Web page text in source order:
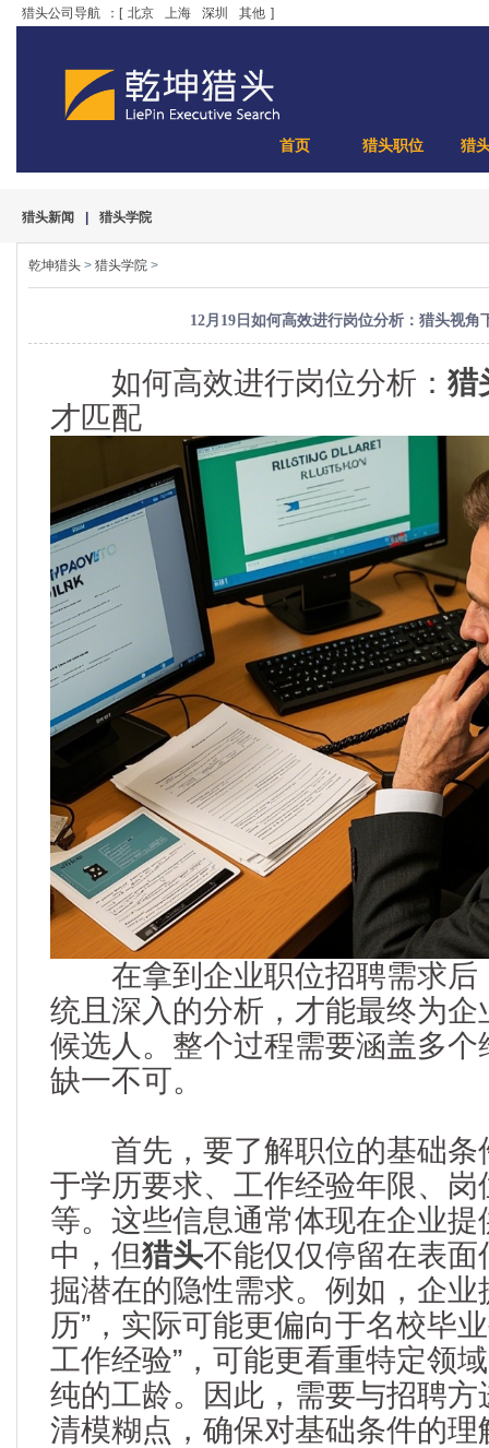
猎头公司导航 ：[ 北京 上海 深圳 其他 ]
首页 猎头职位 猎
猎头新闻 猎头学院
乾坤猎头 > 猎头学院 >
12月19日如何高效进行岗位分析：猎头视角
如何高效进行岗位分析： 猎
才匹配
在拿到企业职位招聘需求后
统且深入的分析，才能最终为
候选人。整个过程需要涵盖多
缺一不可。
首先，要了解职位的基础条
于学历要求、工作经验年限、
等。这些信息通常体现在企业
中，但猎头不能仅仅停留在表
掘潜在的隐性需求。例如，企业
历”，实际可能更偏向于名校毕
工作经验”，可能更看重特定领
纯的工龄。因此，需要与招聘
清模糊点，确保对基础条件的理